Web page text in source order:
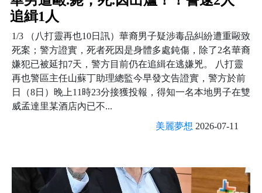
追緝1人
1/3 （八打靈再也10日訊）華裔男子疑涉毒品糾紛遭重毆致
死案；警方證實，死者死因是身體多處鈍傷，除了2名華裔
嫌犯已被延扣7天，警方目前仍在追緝在逃嫌兇。 八打靈
再也警區主任山蘇丁助理總監今早發文告證實，警方於前
日（8日）晚上11時23分接獲投報，得知一名本地男子在雙
威孟達里某酒店內已不...
美麗夢想 2026-07-11